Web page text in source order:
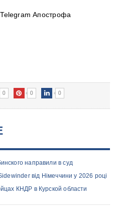
Апострофа
0 0 0
направили в суд
від Німеччини у 2026 році
КНДР в Курской области